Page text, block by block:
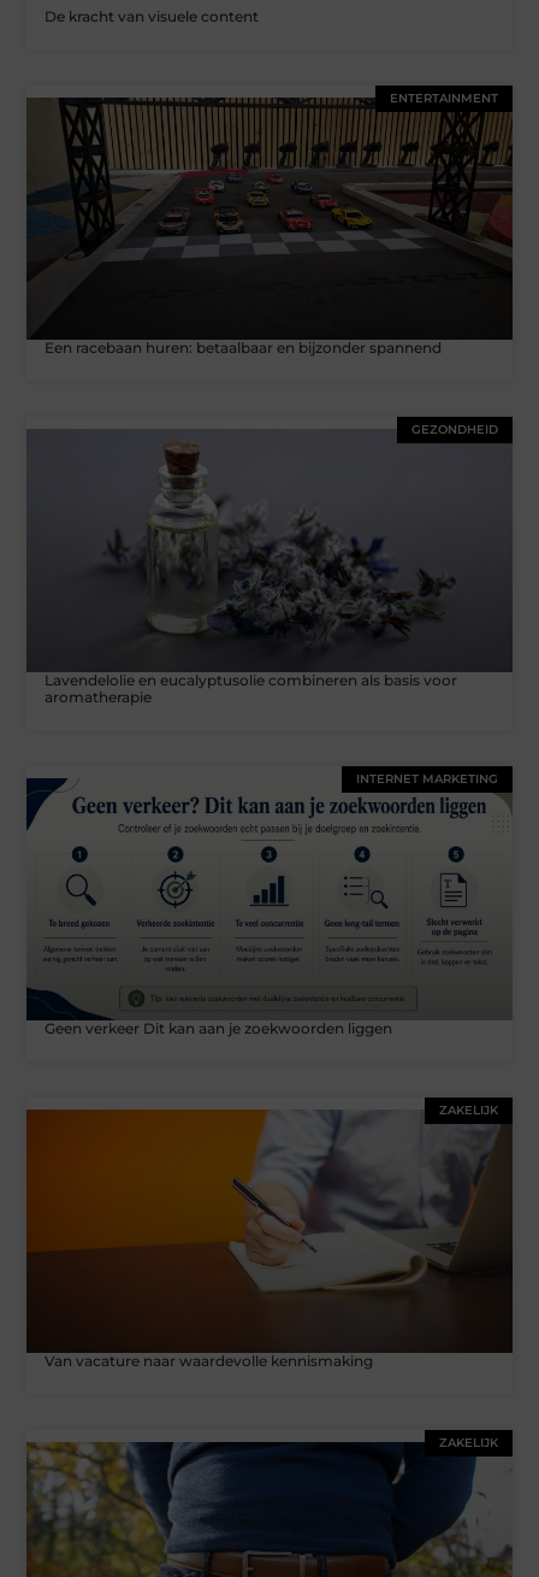
De kracht van visuele content
ENTERTAINMENT
Een racebaan huren: betaalbaar en bijzonder spannend
GEZONDHEID
Lavendelolie en eucalyptusolie combineren als basis voor
aromatherapie
INTERNET MARKETING
Geen verkeer Dit kan aan je zoekwoorden liggen
ZAKELIJK
Van vacature naar waardevolle kennismaking
ZAKELIJK